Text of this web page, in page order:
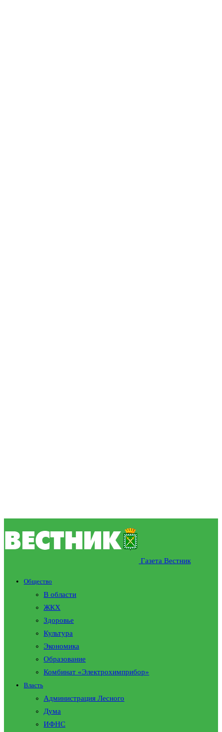
Газета Вестник
Общество
В области
ЖКХ
Здоровье
Культура
Экономика
Образование
Комбинат «Электрохимприбор»
Власть
Администрация Лесного
Дума
ИФНС